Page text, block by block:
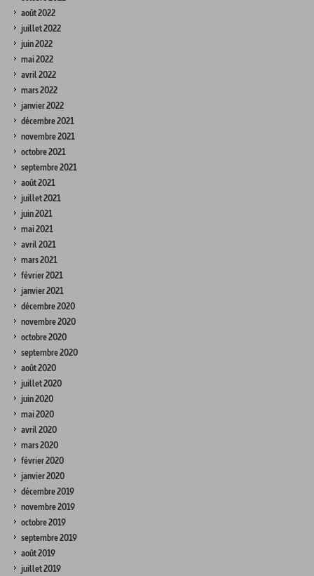
août 2022
juillet 2022
juin 2022
mai 2022
avril 2022
mars 2022
janvier 2022
décembre 2021
novembre 2021
octobre 2021
septembre 2021
août 2021
juillet 2021
juin 2021
mai 2021
avril 2021
mars 2021
février 2021
janvier 2021
décembre 2020
novembre 2020
octobre 2020
septembre 2020
août 2020
juillet 2020
juin 2020
mai 2020
avril 2020
mars 2020
février 2020
janvier 2020
décembre 2019
novembre 2019
octobre 2019
septembre 2019
août 2019
juillet 2019